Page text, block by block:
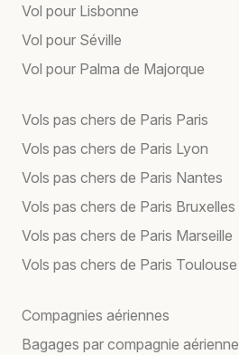
Vol pour Lisbonne
Vol pour Séville
Vol pour Palma de Majorque
Vols pas chers de Paris Paris
Vols pas chers de Paris Lyon
Vols pas chers de Paris Nantes
Vols pas chers de Paris Bruxelles
Vols pas chers de Paris Marseille
Vols pas chers de Paris Toulouse
Compagnies aériennes
Bagages par compagnie aérienne